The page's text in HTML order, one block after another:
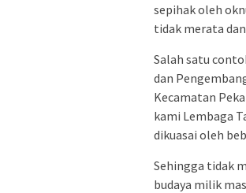
sepihak oleh
tidak merata
Salah satu
dan
Kecamatan
kami Lembaga
dikuasai oleh
Sehingga tidak
budaya milik